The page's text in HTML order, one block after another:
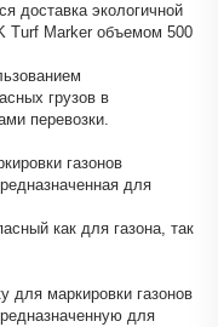
доставка экологичной
Turf Marker объемом 500
грузов в
перевозки.
газонов
для
как для газона, так
для маркировки газонов
для